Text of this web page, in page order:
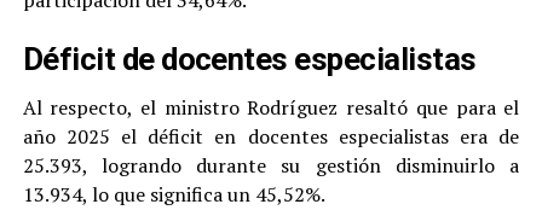
Déficit de docentes especialistas
Al respecto, el ministro Rodríguez resaltó que para el
año 2025 el déficit en docentes especialistas era de
25.393, logrando durante su gestión disminuirlo a
13.934, lo que significa un 45,52%.